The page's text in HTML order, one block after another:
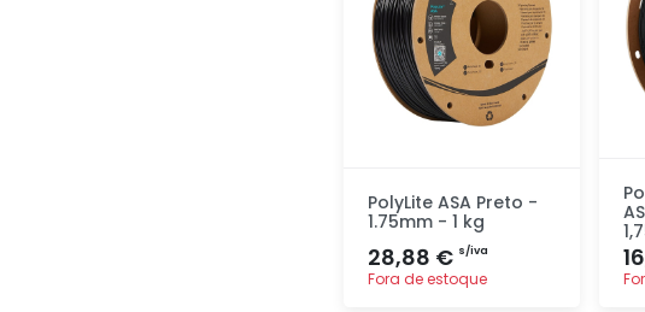
PolyLite ASA Preto -
1.75mm - 1 kg
28,88 € s/iva
Fora de estoque